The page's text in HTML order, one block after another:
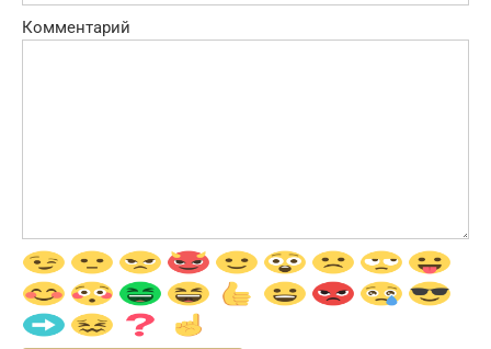
Комментарий